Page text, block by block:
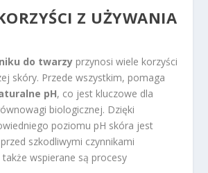
Z UŻYWANIA
do twarzy przynosi wiele korzyści
skóry. Przede wszystkim, pomaga
pH, co jest kluczowe dla
biologicznej. Dzięki
poziomu pH skóra jest
szkodliwymi czynnikami
wspierane są procesy